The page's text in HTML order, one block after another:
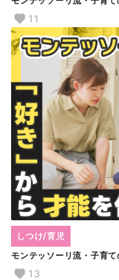
11
モンテッソーリ流・子育
しつけ/育児
13